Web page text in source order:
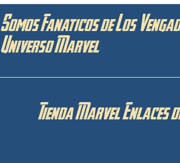
Somos Fanaticos de Los
Universo Marvel
Tienda Marvel Enlaces